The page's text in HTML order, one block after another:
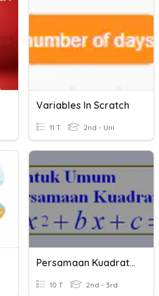
Variables In Scratch
11 T 2nd - Uni
Persamaan Kuadrat Satu Variabel
10 T 2nd - 3rd